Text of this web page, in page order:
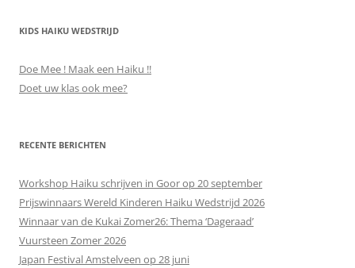
KIDS HAIKU WEDSTRIJD
Doe Mee ! Maak een Haiku !!
Doet uw klas ook mee?
RECENTE BERICHTEN
Workshop Haiku schrijven in Goor op 20 september
Prijswinnaars Wereld Kinderen Haiku Wedstrijd 2026
Winnaar van de Kukai Zomer26: Thema ‘Dageraad’
Vuursteen Zomer 2026
Japan Festival Amstelveen op 28 juni